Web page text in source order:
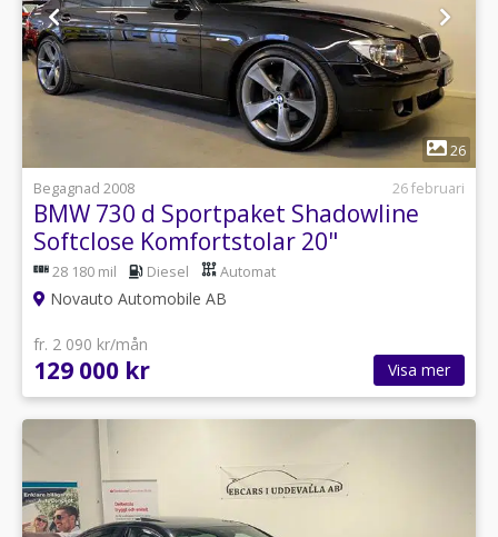
1
26
Begagnad 2008
26 februari
BMW 730 d Sportpaket Shadowline
Softclose Komfortstolar 20"
28 180 mil Diesel Automat
Novauto Automobile AB
fr. 2 090 kr/mån
129 000 kr Visa mer